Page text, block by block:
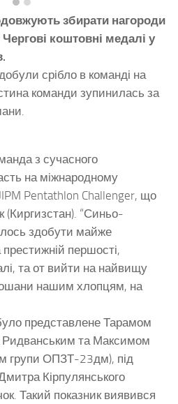
збирати нагороди
Чергові коштовні медалі у
срібло в команді на
команди зупинилась за
з сучасного
на міжнародному
Pentathlon Challenger, що
(Киргизстан). “Синьо-
здобути майже
престижній першості,
та от вийти на найвищу
нашим хлопцям, на
представлене Тарамом
та Максимом
групи ОПЗТ-23дм), під
Кірпулянського
Такий показник виявився